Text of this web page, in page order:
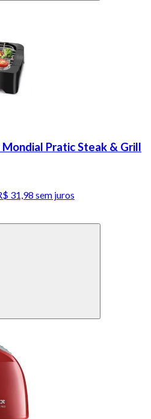
Pratic Steak & Grill
31,98 sem juros